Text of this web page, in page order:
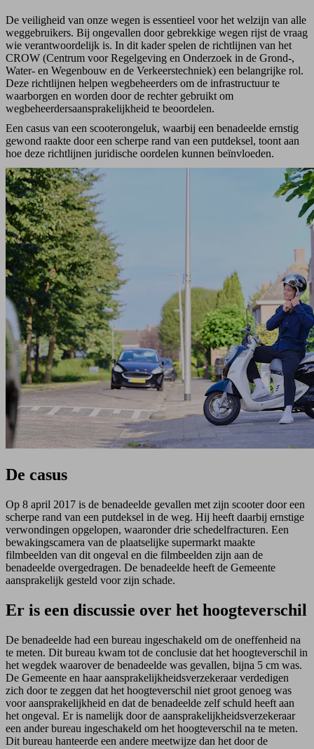
De veiligheid van onze wegen is essentieel voor het welzijn van alle
weggebruikers. Bij ongevallen door gebrekkige wegen rijst de vraag
wie verantwoordelijk is. In dit kader spelen de richtlijnen van het
CROW (Centrum voor Regelgeving en Onderzoek in de Grond-,
Water- en Wegenbouw en de Verkeerstechniek) een belangrijke rol.
Deze richtlijnen helpen wegbeheerders om de infrastructuur te
waarborgen en worden door de rechter gebruikt om
wegbeheerdersaansprakelijkheid te beoordelen.
Een casus van een scooterongeluk, waarbij een benadeelde ernstig
gewond raakte door een scherpe rand van een putdeksel, toont aan
hoe deze richtlijnen juridische oordelen kunnen beïnvloeden.
De casus
Op 8 april 2017 is de benadeelde gevallen met zijn scooter door een
scherpe rand van een putdeksel in de weg. Hij heeft daarbij ernstige
verwondingen opgelopen, waaronder drie schedelfracturen. Een
bewakingscamera van de plaatselijke supermarkt maakte
filmbeelden van dit ongeval en die filmbeelden zijn aan de
benadeelde overgedragen. De benadeelde heeft de Gemeente
aansprakelijk gesteld voor zijn schade.
Er is een discussie over het hoogteverschil
De benadeelde had een bureau ingeschakeld om de oneffenheid na
te meten. Dit bureau kwam tot de conclusie dat het hoogteverschil in
het wegdek waarover de benadeelde was gevallen, bijna 5 cm was.
De Gemeente en haar aansprakelijkheidsverzekeraar verdedigen
zich door te zeggen dat het hoogteverschil niet groot genoeg was
voor aansprakelijkheid en dat de benadeelde zelf schuld heeft aan
het ongeval. Er is namelijk doorde aansprakelijkheidsverzekeraar
een ander bureau ingeschakeld om het hoogteverschil na te meten.
Dit bureau hanteerde een andere meetwijze dan het door de